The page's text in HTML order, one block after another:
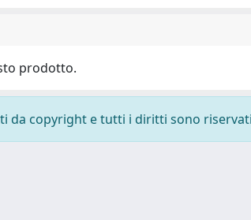
prodotto.
da copyright e tutti i diritti sono